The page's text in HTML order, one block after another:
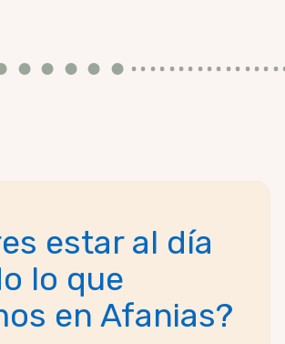
estar al día
lo que
en Afanias?